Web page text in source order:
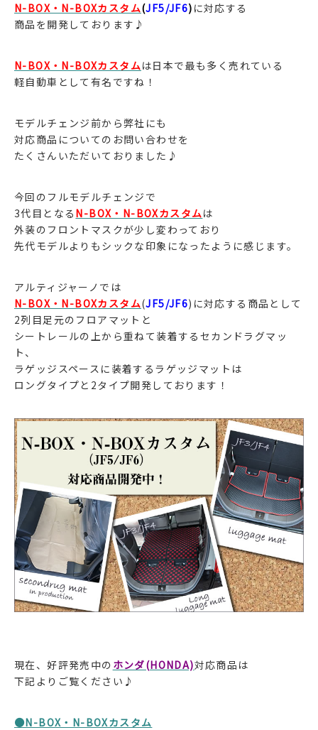
N-BOX・N-BOXカスタム(JF5/JF6) に対応する
商品を開発しております♪
N-BOX・N-BOXカスタムは日本で最も多く売れている
軽自動車として有名ですね！
モデルチェンジ前から弊社にも
対応商品についてのお問い合わせを
たくさんいただいておりました♪
今回のフルモデルチェンジで
3代目となる N-BOX・N-BOXカスタムは
外装のフロントマスクが少し変わっており
先代モデルよりもシックな印象になったように感じます。
アルティジャーノでは
N-BOX・N-BOXカスタム(JF5/JF6)に対応する商品として
2列目足元のフロアマットと
シートレールの上から重ねて装着するセカンドラグマッ
ト、
ラゲッジスペースに装着するラゲッジマットは
ロングタイプと2タイプ開発しております！
現在、好評発売中の ホンダ(HONDA)対応商品は
下記よりご覧ください♪
●N-BOX・N-BOXカスタム